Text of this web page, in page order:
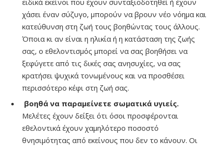
χάσει έναν σύζυγο, μπορούν να βρουν νέο νόημα και
κατεύθυνση στη ζωή τους βοηθώντας τους άλλους.
Όποια κι αν είναι η ηλικία ή η κατάσταση της ζωής
σας, ο εθελοντισμός μπορεί να σας βοηθήσει να
ξεφύγετε από τις δικές σας ανησυχίες, να σας
κρατήσει ψυχικά τονωμένους και να προσθέσει
περισσότερο κέφι στη ζωή σας.
βοηθά να παραμείνετε σωματικά υγιείς.
Μελέτες έχουν δείξει ότι όσοι προσφέρονται
εθελοντικά έχουν χαμηλότερο ποσοστό
θνησιμότητας από εκείνους που δεν το κάνουν. Οι